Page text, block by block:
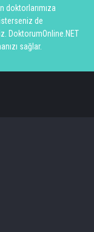
doktorlarımıza
de
DoktorumOnline.NET
sağlar.